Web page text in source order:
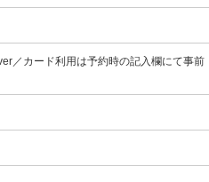
／カード利用は予約時の記入欄にて事前